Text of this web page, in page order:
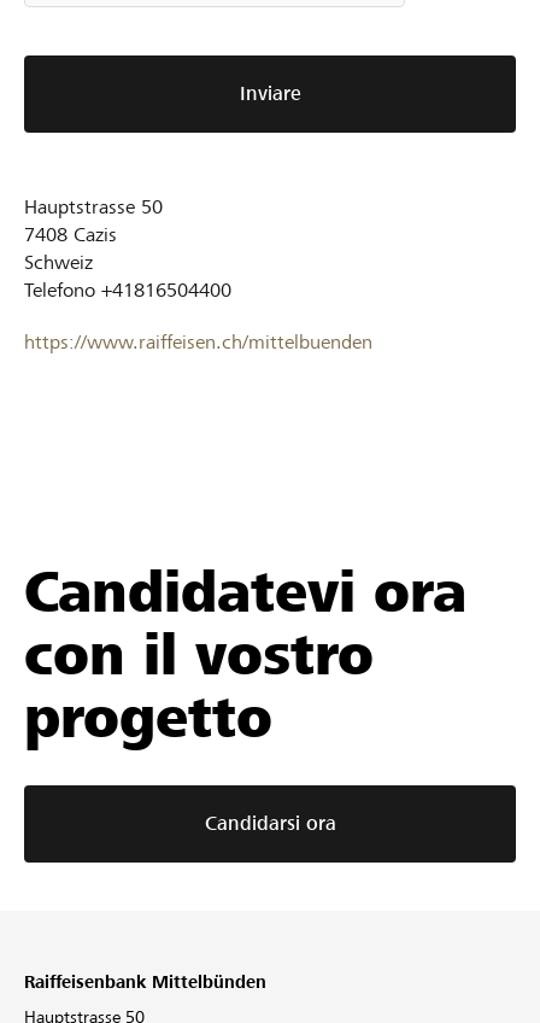
Inviare
Hauptstrasse 50
7408 Cazis
Schweiz
Telefono +41816504400
https://www.raiffeisen.ch/mittelbuenden
Candidatevi ora
con il vostro
progetto
Candidarsi ora
Raiffeisenbank Mittelbünden
Hauptstrasse 50